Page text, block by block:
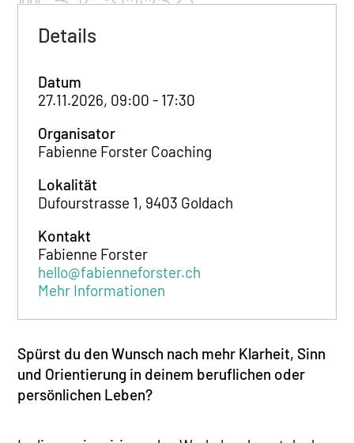
Details
Datum
27.11.2026, 09:00 - 17:30
Organisator
Fabienne Forster Coaching
Lokalität
Dufourstrasse 1, 9403 Goldach
Kontakt
Fabienne Forster
hello@fabienneforster.ch
Mehr Informationen
Spürst du den Wunsch nach mehr Klarheit, Sinn
und Orientierung in deinem beruflichen oder
persönlichen Leben?